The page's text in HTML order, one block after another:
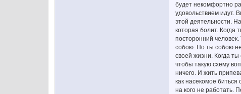
будет некомфортно
удовольствием идут.
этой деятельности.
которая болит. Когда
посторонний
собою. Но ты собою
своей жизни. Когда
чтобы такую схему
ничего. И жить
как насекомое
на кого не работать.